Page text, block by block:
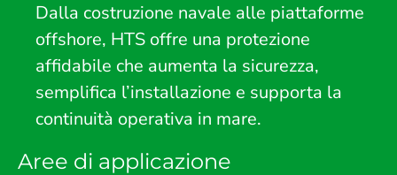
Dalla costruzione navale alle piattaforme
offshore, HTS offre una protezione
affidabile che aumenta la sicurezza,
semplifica l’installazione e supporta la
continuità operativa in mare.
Aree di applicazione